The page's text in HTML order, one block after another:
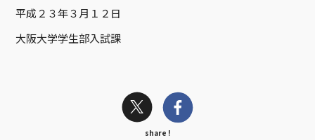
平成２３年３月１２日
大阪大学学生部入試課
share !